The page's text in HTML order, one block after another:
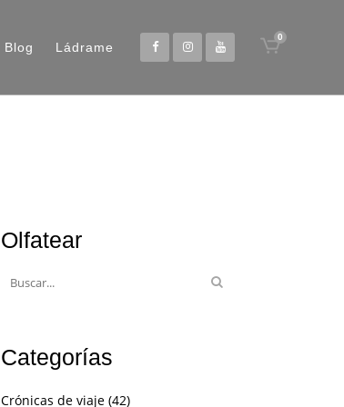
0
Blog Ládrame
Olfatear
Categorías
Crónicas de viaje (42)